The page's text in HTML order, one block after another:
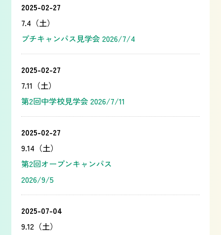
2025-02-27
7.4（土）
プチキャンパス見学会 2026/7/4
2025-02-27
7.11（土）
第2回中学校見学会 2026/7/11
2025-02-27
9.14（土）
第2回オープンキャンパス
2026/9/5
2025-07-04
9.12（土）